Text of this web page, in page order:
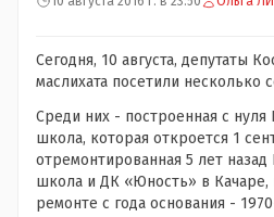
Сегодня, 10 августа, депутаты
маслихата посетили несколько
Среди них - построенная с нуля
школа, которая откроется 1
отремонтированная 5 лет назад
школа и ДК «Юность» в
ремонте с года основания -